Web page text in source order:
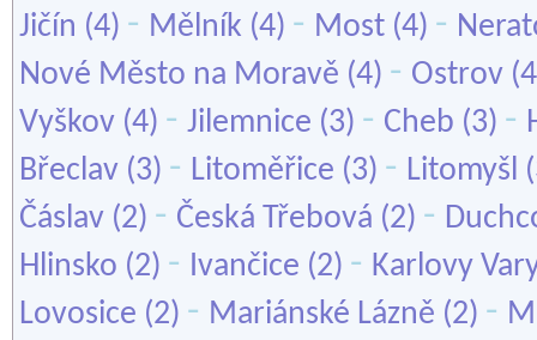
Jičín (4) - Mělník (4) - Most (4) -
Nové Město na Moravě (4) - Ostrov
Vyškov (4) - Jilemnice (3) - Cheb (3) -
Břeclav (3) - Litoměřice (3) - Litomyšl
Čáslav (2) - Česká Třebová (2) -
Hlinsko (2) - Ivančice (2) - Karlovy
Lovosice (2) - Mariánské Lázně (2) -